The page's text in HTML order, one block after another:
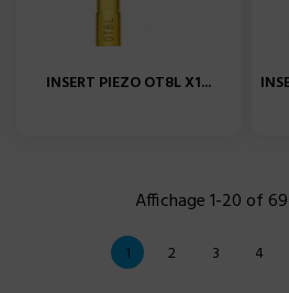
INSERT PIEZO OT8L X1...
Affichage 1-20 of
1 2 3 4